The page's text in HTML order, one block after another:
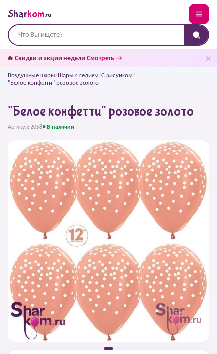
Sharkom.ru
🔥 Скидки и акции недели Смотреть → ✕
Воздушные шары/Шары с гелием/С рисунком/
"Белое конфетти" розовое золото
"Белое конфетти" розовое золото
Артикул: 2058● В наличии